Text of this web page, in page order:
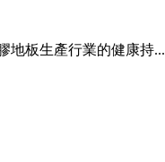
地板生產行業的健康持...